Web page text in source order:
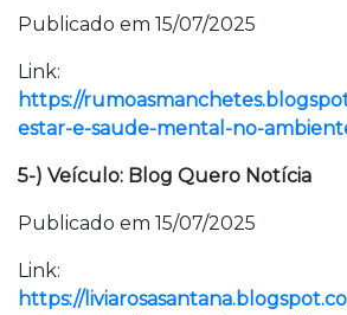
Publicado em 15/07/2025
Link:
https://
estar-e-saude-mental-no-
5-) Veículo: Blog Quero Notícia
Publicado em 15/07/2025
Link:
https://